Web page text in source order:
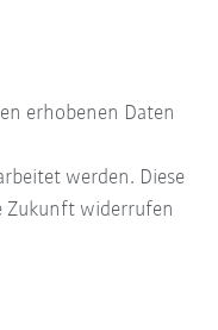
erhobenen Daten
werden. Diese
Zukunft widerrufen